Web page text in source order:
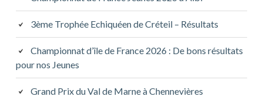
3ème Trophée Echiquéen de Créteil – Résultats
Championnat d’île de France 2026 : De bons résultats
pour nos Jeunes
Grand Prix du Val de Marne à Chennevières